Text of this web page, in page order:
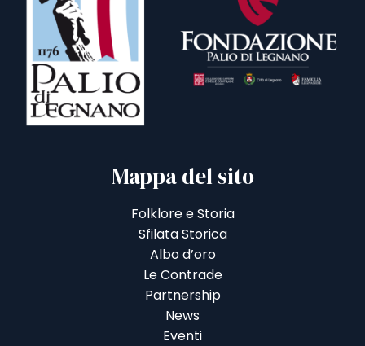
Mappa del sito
Folklore e Storia
Sfilata Storica
Albo d’oro
Le Contrade
Partnership
News
Eventi